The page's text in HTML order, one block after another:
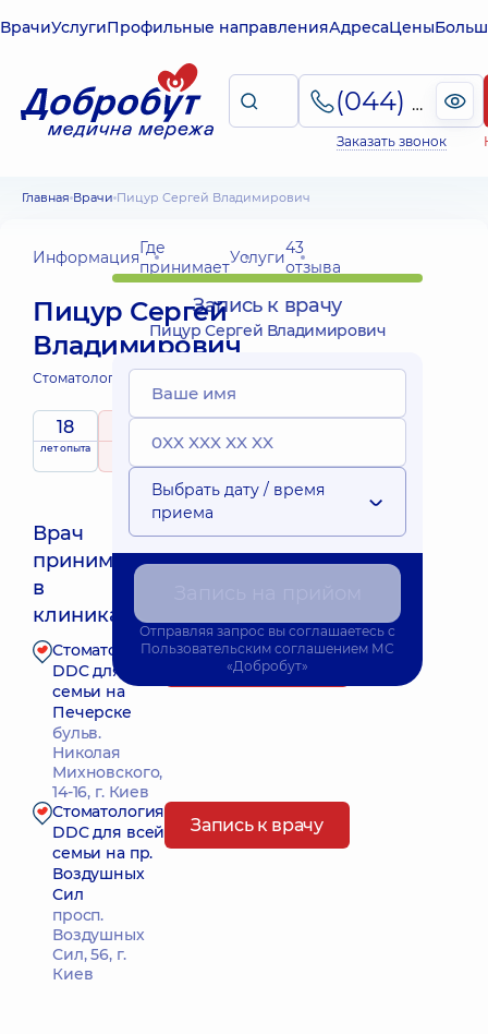
ВрачиУслугиПрофильные направленияАдресаЦены
(044) 495-2-888
Заказать звонок
Главная Врачи Пицур Сергей Владимирович
ИнформацияГде
принимаетУслуги43
отзыва
Пицур Сергей
Владимирович
Стоматолог-ортопед;
18
лет опыта рейтингна основе
Врач
принимает
в
клиниках:
Ближайшее время приема: Сьогодні о 09:00
Стоматология
DDC для всей
семьи на
Печерске
бульв.
Николая
Михновского,
14-16, г. Киев
Запись к врачу
Стоматология
DDC для всей
семьи на пр.
Воздушных
Сил
просп.
Воздушных
Сил, 56, г.
Киев
Запись к врачу
Запись к врачу
Пицур Сергей Владимирович
Выбрать дату / время
приема
Отправляя запрос вы соглашаетесь с
Пользовательским соглашением МС
«Добробут»